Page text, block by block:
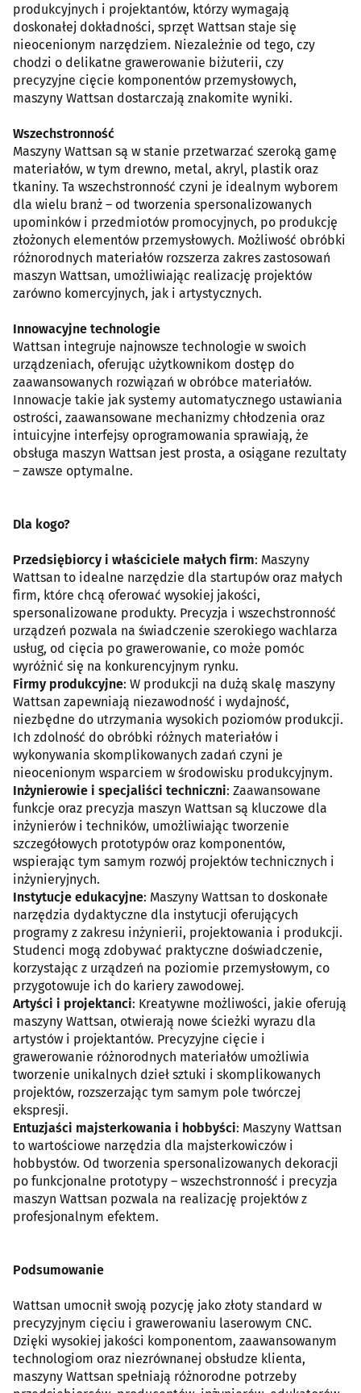
produkcyjnych i projektantów, którzy wymagają
doskonałej dokładności, sprzęt Wattsan staje się
nieocenionym narzędziem. Niezależnie od tego, czy
chodzi o delikatne grawerowanie biżuterii, czy
precyzyjne cięcie komponentów przemysłowych,
maszyny Wattsan dostarczają znakomite wyniki.
Wszechstronność
Maszyny Wattsan są w stanie przetwarzać szeroką gamę
materiałów, w tym drewno, metal, akryl, plastik oraz
tkaniny. Ta wszechstronność czyni je idealnym wyborem
dla wielu branż – od tworzenia spersonalizowanych
upominków i przedmiotów promocyjnych, po produkcję
złożonych elementów przemysłowych. Możliwość obróbki
różnorodnych materiałów rozszerza zakres zastosowań
maszyn Wattsan, umożliwiając realizację projektów
zarówno komercyjnych, jak i artystycznych.
Innowacyjne technologie
Wattsan integruje najnowsze technologie w swoich
urządzeniach, oferując użytkownikom dostęp do
zaawansowanych rozwiązań w obróbce materiałów.
Innowacje takie jak systemy automatycznego ustawiania
ostrości, zaawansowane mechanizmy chłodzenia oraz
intuicyjne interfejsy oprogramowania sprawiają, że
obsługa maszyn Wattsan jest prosta, a osiągane rezultaty
– zawsze optymalne.
Dla kogo?
Przedsiębiorcy i właściciele małych firm: Maszyny
Wattsan to idealne narzędzie dla startupów oraz małych
firm, które chcą oferować wysokiej jakości,
spersonalizowane produkty. Precyzja i wszechstronność
urządzeń pozwala na świadczenie szerokiego wachlarza
usług, od cięcia po grawerowanie, co może pomóc
wyróżnić się na konkurencyjnym rynku.
Firmy produkcyjne: W produkcji na dużą skalę maszyny
Wattsan zapewniają niezawodność i wydajność,
niezbędne do utrzymania wysokich poziomów produkcji.
Ich zdolność do obróbki różnych materiałów i
wykonywania skomplikowanych zadań czyni je
nieocenionym wsparciem w środowisku produkcyjnym.
Inżynierowie i specjaliści techniczni: Zaawansowane
funkcje oraz precyzja maszyn Wattsan są kluczowe dla
inżynierów i techników, umożliwiając tworzenie
szczegółowych prototypów oraz komponentów,
wspierając tym samym rozwój projektów technicznych i
inżynieryjnych.
Instytucje edukacyjne: Maszyny Wattsan to doskonałe
narzędzia dydaktyczne dla instytucji oferujących
programy z zakresu inżynierii, projektowania i produkcji.
Studenci mogą zdobywać praktyczne doświadczenie,
korzystając z urządzeń na poziomie przemysłowym, co
przygotowuje ich do kariery zawodowej.
Artyści i projektanci: Kreatywne możliwości, jakie oferują
maszyny Wattsan, otwierają nowe ścieżki wyrazu dla
artystów i projektantów. Precyzyjne cięcie i
grawerowanie różnorodnych materiałów umożliwia
tworzenie unikalnych dzieł sztuki i skomplikowanych
projektów, rozszerzając tym samym pole twórczej
ekspresji.
Entuzjaści majsterkowania i hobbyści: Maszyny Wattsan
to wartościowe narzędzia dla majsterkowiczów i
hobbystów. Od tworzenia spersonalizowanych dekoracji
po funkcjonalne prototypy – wszechstronność i precyzja
maszyn Wattsan pozwala na realizację projektów z
profesjonalnym efektem.
Podsumowanie
Wattsan umocnił swoją pozycję jako złoty standard w
precyzyjnym cięciu i grawerowaniu laserowym CNC.
Dzięki wysokiej jakości komponentom, zaawansowanym
technologiom oraz niezrównanej obsłudze klienta,
maszyny Wattsan spełniają różnorodne potrzeby